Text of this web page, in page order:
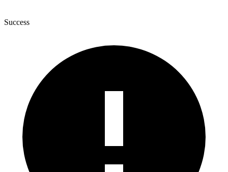
Success